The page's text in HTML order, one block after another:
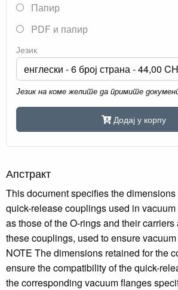
Папир
PDF и папир
Језик
Језик на коме желите да примите
Додај у корпу
Апстракт
This document specifies the
quick-release couplings used in
as those of the O-rings and their
these couplings, used to ensure
NOTE The dimensions retained for the
ensure the compatibility of the quick-
the corresponding vacuum flanges